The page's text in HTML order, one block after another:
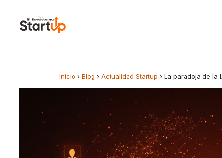
Inicio › Blog › Actualidad Startup › La paradoja de la